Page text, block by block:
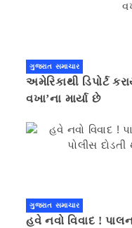
ગુજરાત સમાચાર
અમેરિકાથી ડિપોર્ટ
વખા’ના માર્યા છે
ગુજરાત સમાચાર
હવે નવો વિવાદ !